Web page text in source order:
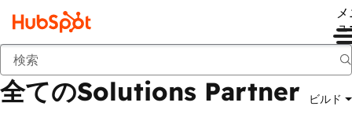
ュ
戻る
全てのSolutions Partner ビルド